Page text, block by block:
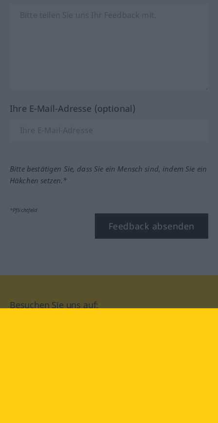
Ihre E-Mail-Adresse (optional)
Bitte bestätigen Sie, dass Sie ein Mensch sind, indem Sie ein
Häkchen setzen.*
*Pflichtfeld
Feedback absenden
Besuchen Sie uns auf: